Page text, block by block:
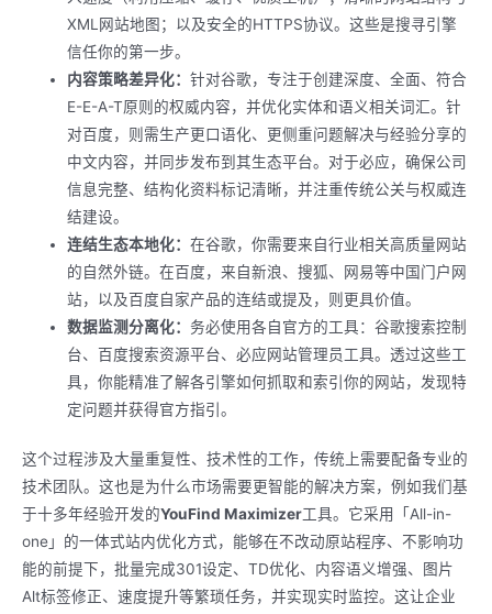
XML网站地图；以及安全的HTTPS协议。这些是搜寻引擎
信任你的第一步。
内容策略差异化：针对谷歌，专注于创建深度、全面、符合
E-E-A-T原则的权威内容，并优化实体和语义相关词汇。针
对百度，则需生产更口语化、更侧重问题解决与经验分享的
中文内容，并同步发布到其生态平台。对于必应，确保公司
信息完整、结构化资料标记清晰，并注重传统公关与权威连
结建设。
连结生态本地化：在谷歌，你需要来自行业相关高质量网站
的自然外链。在百度，来自新浪、搜狐、网易等中国门户网
站，以及百度自家产品的连结或提及，则更具价值。
数据监测分离化：务必使用各自官方的工具：谷歌搜索控制
台、百度搜索资源平台、必应网站管理员工具。透过这些工
具，你能精准了解各引擎如何抓取和索引你的网站，发现特
定问题并获得官方指引。
这个过程涉及大量重复性、技术性的工作，传统上需要配备专业的
技术团队。这也是为什么市场需要更智能的解决方案，例如我们基
于十多年经验开发的YouFind Maximizer工具。它采用「All-in-
one」的一体式站内优化方式，能够在不改动原站程序、不影响功
能的前提下，批量完成301设定、TD优化、内容语义增强、图片
Alt标签修正、速度提升等繁琐任务，并实现实时监控。这让企业